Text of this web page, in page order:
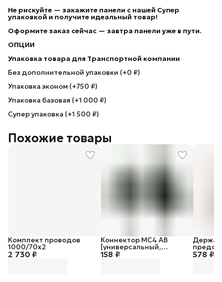
Не рискуйте — закажите панели с нашей Супер
упаковкой и получите идеальный товар!
Оформите заказ сейчас — завтра панели уже в пути.
ОПЦИИ
Упаковка товара для Транспортной компании
Без дополнительной упаковки (+0 ₽)
Упаковка эконом (+750 ₽)
Упаковка базовая (+1 000 ₽)
Супер упаковка (+1 500 ₽)
Похожие товары
2 730 ₽
Комплект проводов
1000/70х2
158 ₽
Коннектор MC4 AB
[универсальный,
комплект из двух 578 ₽
Fuse